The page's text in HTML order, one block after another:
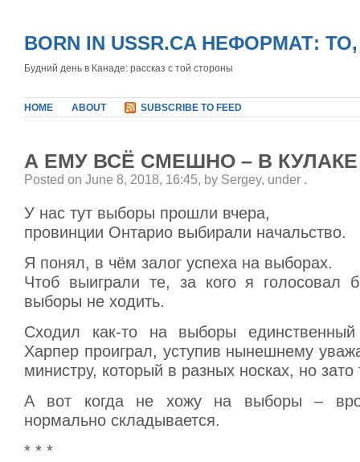
BORN IN USSR.CA НЕФОРМАТ:
Будний день в Канаде: рассказ с той стороны
HOME ABOUT SUBSCRIBE TO FEED
А ЕМУ ВСЁ СМЕШНО – В
Posted on June 8, 2018, 16:45, by Sergey, under .
У нас тут выборы прошли вчера,
провинции Онтарио выбирали начальство.
Я понял, в чём залог успеха на выборах.
Чтоб выиграли те, за кого я
выборы не ходить.
Сходил как-то на выборы
Харпер проиграл, уступив нынешнему
министру, который в разных носках, но зато
А вот когда не хожу на выборы –
нормально складывается.
* * *